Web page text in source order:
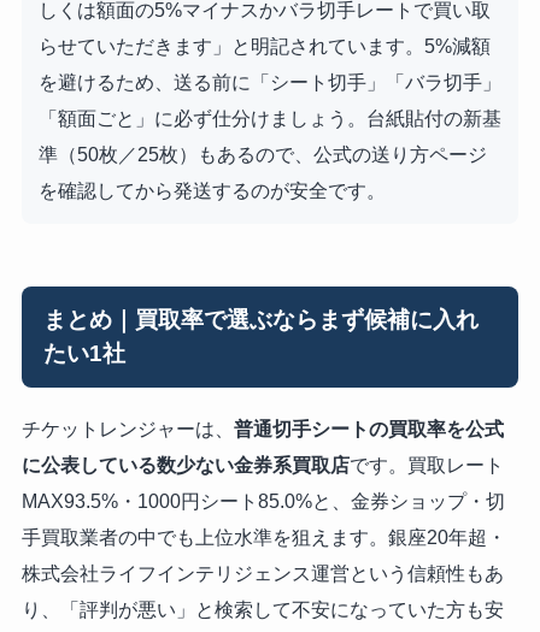
しくは額面の5%マイナスかバラ切手レートで買い取
らせていただきます」と明記されています。5%減額
を避けるため、送る前に「シート切手」「バラ切手」
「額面ごと」に必ず仕分けましょう。台紙貼付の新基
準（50枚／25枚）もあるので、公式の送り方ページ
を確認してから発送するのが安全です。
まとめ｜買取率で選ぶならまず候補に入れ
たい1社
チケットレンジャーは、 普通切手シートの買取率を公式
に公表している数少ない金券系買取店です。買取レート
MAX93.5%・1000円シート85.0%と、金券ショップ・切
手買取業者の中でも上位水準を狙えます。銀座20年超・
株式会社ライフインテリジェンス運営という信頼性もあ
り、「評判が悪い」と検索して不安になっていた方も安